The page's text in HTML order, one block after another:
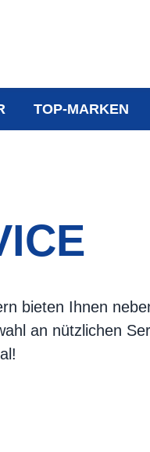
TOP-MARKEN
bieten Ihnen
an nützlichen